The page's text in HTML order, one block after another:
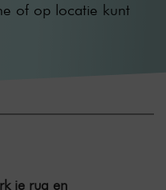
of op locatie kunt
je rug en